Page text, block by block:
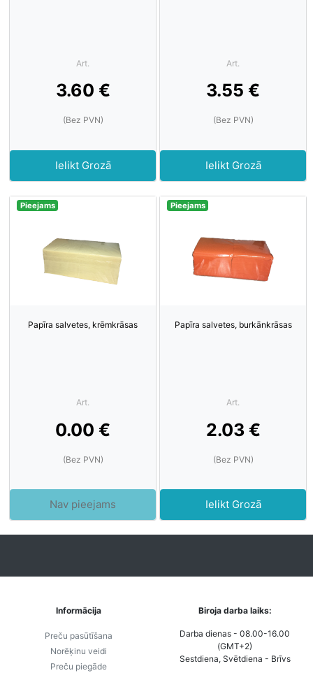
Art.
3.60 €
(Bez PVN)
Ielikt Grozā
Art.
3.55 €
(Bez PVN)
Ielikt Grozā
Pieejams
Papīra salvetes, krēmkrāsas
Art.
0.00 €
(Bez PVN)
Nav pieejams
Pieejams
Papīra salvetes, burkānkrāsas
Art.
2.03 €
(Bez PVN)
Ielikt Grozā
Informācija
Preču pasūtīšana
Norēķinu veidi
Preču piegāde
Biroja darba laiks:
Darba dienas - 08.00-16.00
(GMT+2)
Sestdiena, Svētdiena - Brīvs